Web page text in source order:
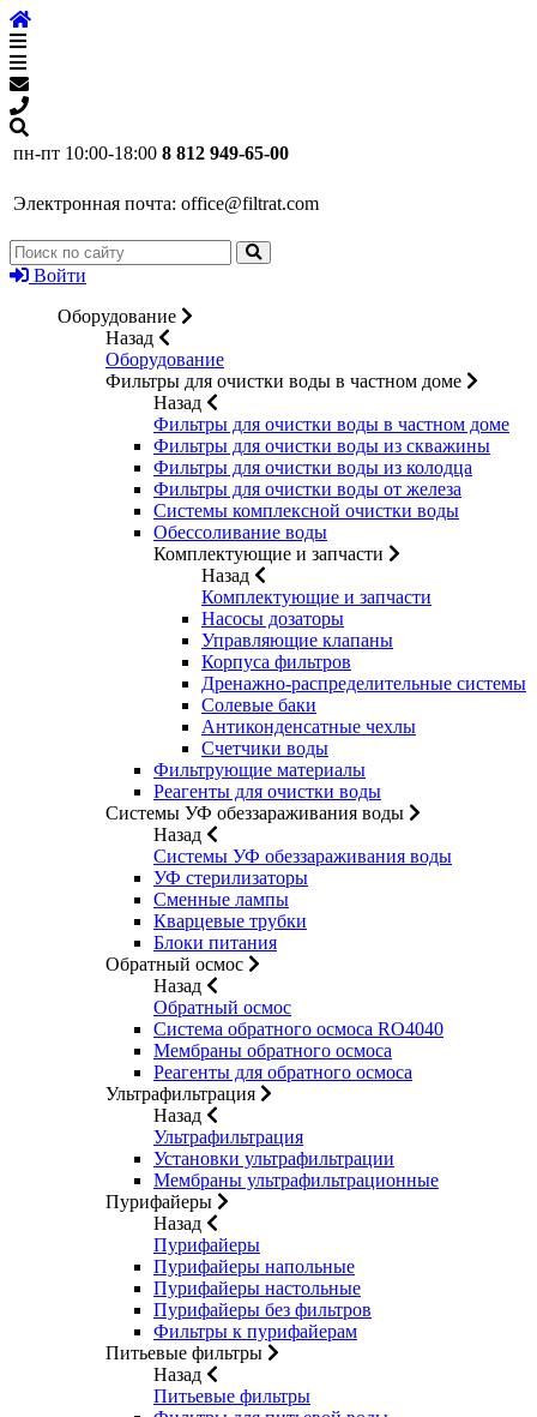
пн-пт 10:00-18:00 8 812 949-65-00
Электронная почта: office@filtrat.com
Войти
Оборудование
Назад
Оборудование
Фильтры для очистки воды в частном доме
Назад
Фильтры для очистки воды в частном доме
Фильтры для очистки воды из скважины
Фильтры для очистки воды из колодца
Фильтры для очистки воды от железа
Системы комплексной очистки воды
Обессоливание воды
Комплектующие и запчасти
Назад
Комплектующие и запчасти
Насосы дозаторы
Управляющие клапаны
Корпуса фильтров
Дренажно-распределительные системы
Солевые баки
Антиконденсатные чехлы
Счетчики воды
Фильтрующие материалы
Реагенты для очистки воды
Системы УФ обеззараживания воды
Назад
Системы УФ обеззараживания воды
УФ стерилизаторы
Сменные лампы
Кварцевые трубки
Блоки питания
Обратный осмос
Назад
Обратный осмос
Система обратного осмоса RO4040
Мембраны обратного осмоса
Реагенты для обратного осмоса
Ультрафильтрация
Назад
Ультрафильтрация
Установки ультрафильтрации
Мембраны ультрафильтрационные
Пурифайеры
Назад
Пурифайеры
Пурифайеры напольные
Пурифайеры настольные
Пурифайеры без фильтров
Фильтры к пурифайерам
Питьевые фильтры
Назад
Питьевые фильтры